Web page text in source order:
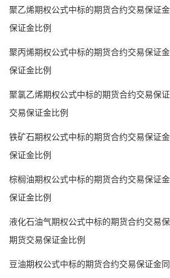
聚乙烯期权公式中标的期货合约交易保证
保证金比例
聚丙烯期权公式中标的期货合约交易保证
保证金比例
聚氯乙烯期权公式中标的期货合约交易保
交易保证金比例
铁矿石期权公式中标的期货合约交易保证
保证金比例
棕榈油期权公式中标的期货合约交易保证
保证金比例
液化石油气期权公式中标的期货合约交易
期货交易保证金比例
豆油期权公式中标的期货合约交易保证金